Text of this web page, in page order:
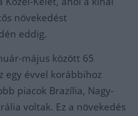
növekedést
eddig.
május között 65
egy évvel korábbihoz
piacok Brazília, Nagy-
voltak. Ez a növekedés